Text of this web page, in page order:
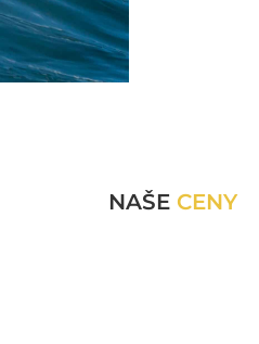
NAŠE CENY